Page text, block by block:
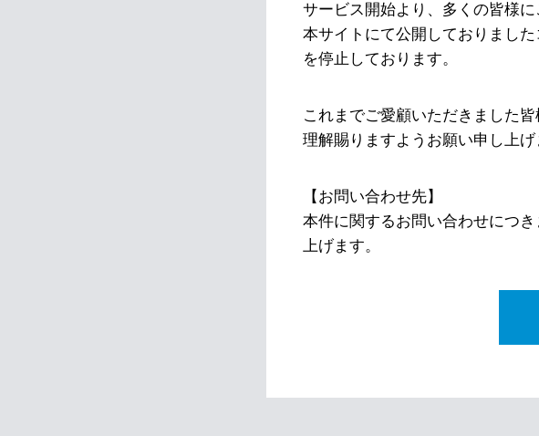
サービス開始より、多くの皆様
本サイトにて公開しておりまし
を停止しております。
これまでご愛顧いただきました
理解賜りますようお願い申し上げ
【お問い合わせ先】
本件に関するお問い合わせにつ
上げます。